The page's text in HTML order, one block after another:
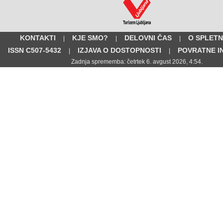
KONTAKTI | KJE SMO? | DELOVNI ČAS |
O
ISSN C507-5432
| IZJAVA O DOSTOPNOSTI | POVRATNE
Zadnja sprememba: četrtek 6. avgust 2026, 4:54.